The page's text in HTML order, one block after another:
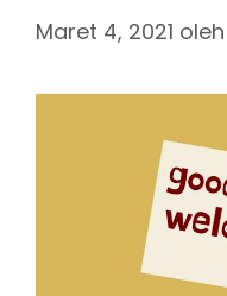
Maret 4, 2021 oleh